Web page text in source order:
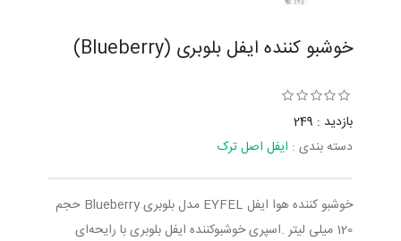
خوشبو کننده ایفل بلوبری (Blueberry)
بازدید : 249
دسته بندی : ایفل اصل ترک
خوشبو کننده هوا ایفل EYFEL مدل بلوبری Blueberry حجم
120 میلی لیتر .اسپری خوشبوکننده ایفل بلوبری با رایحه‌ای